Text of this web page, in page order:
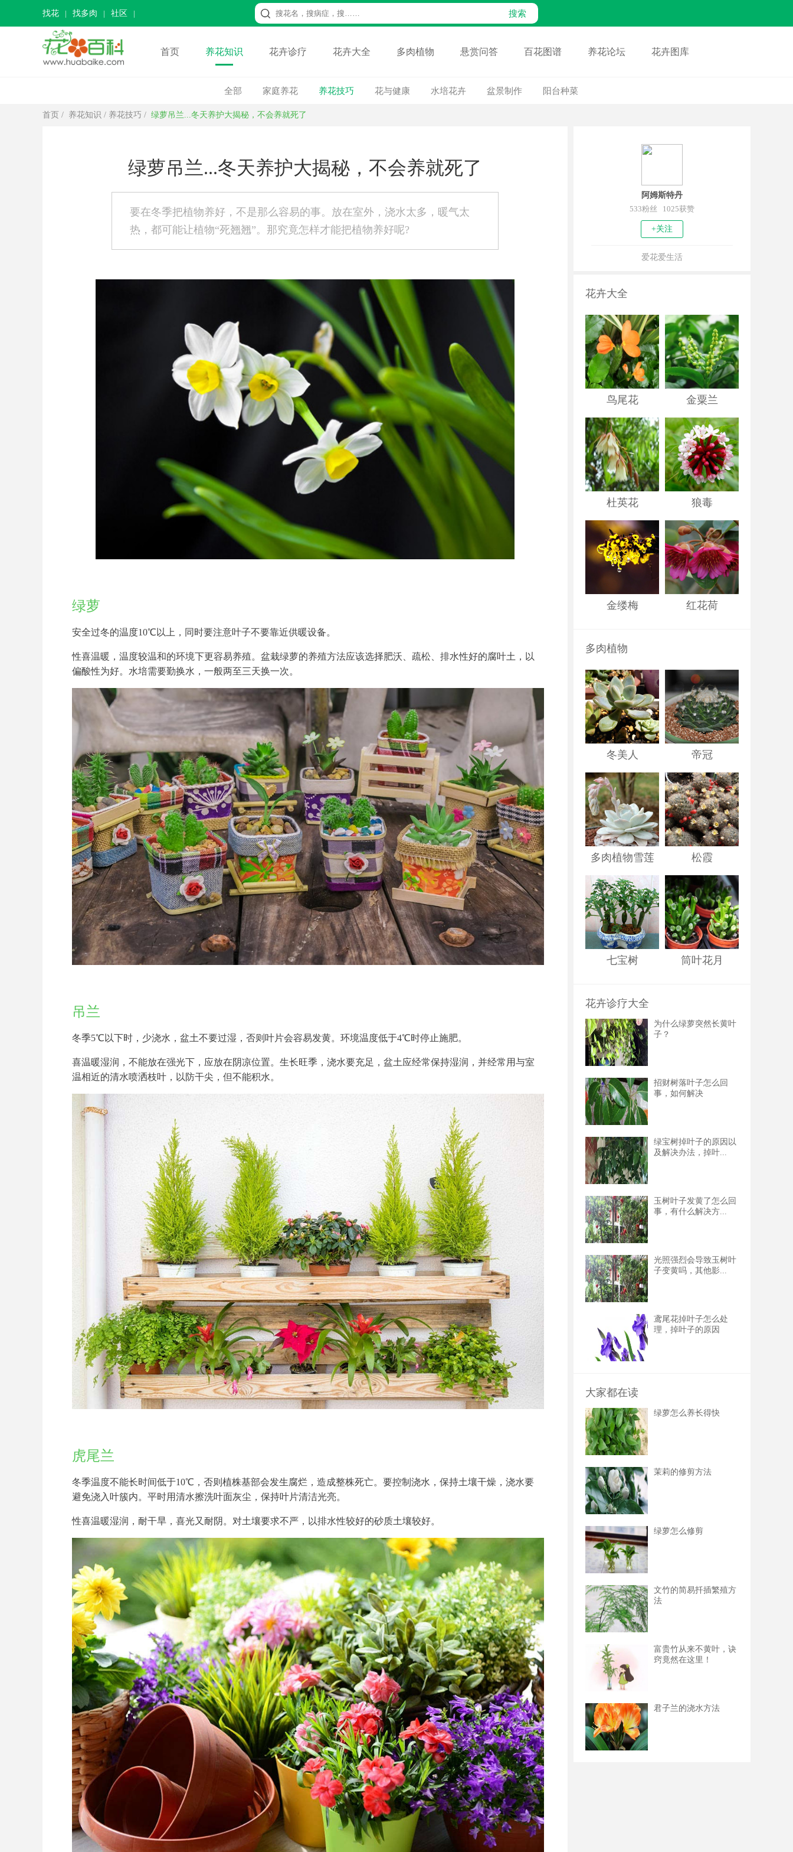
找花 找多肉 社区
首页 养花知识 花卉诊疗 花卉大全 多肉植物 悬赏问答 百花图谱 养花论坛 花卉图库
全部 家庭养花 养花技巧 花与健康 水培花卉 盆景制作 阳台种菜
首页 / 养花知识 / 养花技巧 / 绿萝吊兰...冬天养护大揭秘，不会养就死了
绿萝吊兰...冬天养护大揭秘，不会养就死了
要在冬季把植物养好，不是那么容易的事。放在室外，浇水太多，暖气太
热，都可能让植物“死翘翘”。那究竟怎样才能把植物养好呢?
绿萝
安全过冬的温度10℃以上，同时要注意叶子不要靠近供暖设备。
性喜温暖，温度较温和的环境下更容易养殖。盆栽绿萝的养殖方法应该选择肥沃、疏松、排水性好的腐叶土，以
偏酸性为好。水培需要勤换水，一般两至三天换一次。
吊兰
冬季5℃以下时，少浇水，盆土不要过湿，否则叶片会容易发黄。环境温度低于4℃时停止施肥。
喜温暖湿润，不能放在强光下，应放在阴凉位置。生长旺季，浇水要充足，盆土应经常保持湿润，并经常用与室
温相近的清水喷洒枝叶，以防干尖，但不能积水。
虎尾兰
冬季温度不能长时间低于10℃，否则植株基部会发生腐烂，造成整株死亡。要控制浇水，保持土壤干燥，浇水要
避免浇入叶簇内。平时用清水擦洗叶面灰尘，保持叶片清洁光亮。
性喜温暖湿润，耐干旱，喜光又耐阴。对土壤要求不严，以排水性较好的砂质土壤较好。
阿姆斯特丹
533粉丝 1025获赞
+关注
爱花爱生活
花卉大全
鸟尾花 金粟兰
杜英花 狼毒
金缕梅 红花荷
多肉植物
冬美人 帝冠
多肉植物雪莲 松霞
七宝树 筒叶花月
花卉诊疗大全
为什么绿萝突然长黄叶
子？
招财树落叶子怎么回
事，如何解决
绿宝树掉叶子的原因以
及解决办法，掉叶...
玉树叶子发黄了怎么回
事，有什么解决方...
光照强烈会导致玉树叶
子变黄吗，其他影...
鸢尾花掉叶子怎么处
理，掉叶子的原因
大家都在读
绿萝怎么养长得快
茉莉的修剪方法
绿萝怎么修剪
文竹的简易扦插繁殖方
法
富贵竹从来不黄叶，诀
窍竟然在这里！
君子兰的浇水方法